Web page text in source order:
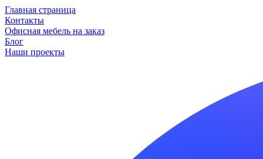
Главная страница
Контакты
Офисная мебель на заказ
Блог
Наши проекты